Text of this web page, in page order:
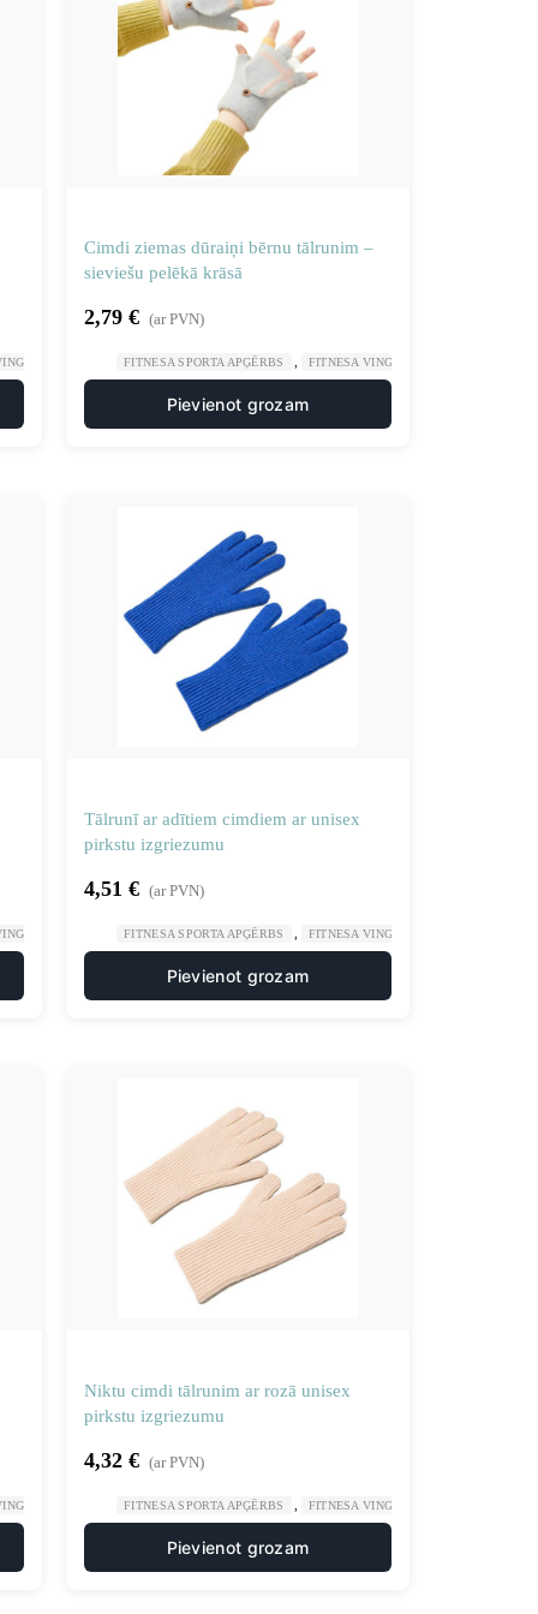
SPORTS UN TŪRISMS
Cimdi ziemas dūraiņi bērnu tālrunim –
sieviešu pelēkā krāsā
2,79 € (ar PVN)
FITNESA SPORTA APĢĒRBS FITNESA VINGROŠANA
Pievienot grozam
SPORTS UN TŪRISMS
Tālrunī ar adītiem cimdiem ar unisex
pirkstu izgriezumu
4,51 € (ar PVN)
FITNESA SPORTA APĢĒRBS FITNESA VINGROŠANA
Pievienot grozam
SPORTS UN TŪRISMS
Niktu cimdi tālrunim ar rozā unisex
pirkstu izgriezumu
4,32 € (ar PVN)
FITNESA SPORTA APĢĒRBS FITNESA VINGROŠANA
Pievienot grozam